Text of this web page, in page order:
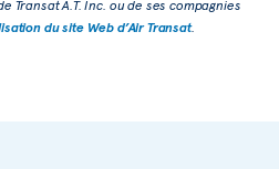
Transat A.T. Inc. ou de ses compagnies
du site Web d’Air Transat.